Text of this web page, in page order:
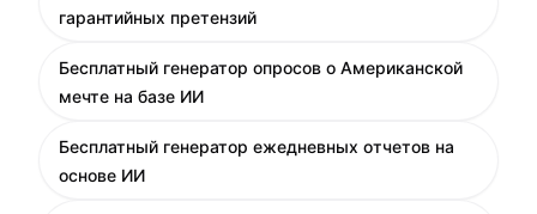
гарантийных претензий
Бесплатный генератор опросов о Американской
мечте на базе ИИ
Бесплатный генератор ежедневных отчетов на
основе ИИ